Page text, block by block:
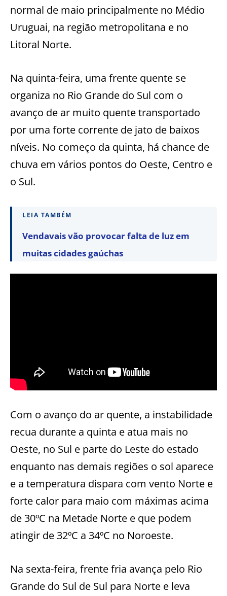
normal de maio principalmente no Médio
Uruguai, na região metropolitana e no
Litoral Norte.
Na quinta-feira, uma frente quente se
organiza no Rio Grande do Sul com o
avanço de ar muito quente transportado
por uma forte corrente de jato de baixos
níveis. No começo da quinta, há chance de
chuva em vários pontos do Oeste, Centro e
o Sul.
LEIA TAMBÉM
Vendavais vão provocar falta de luz em
muitas cidades gaúchas
Com o avanço do ar quente, a instabilidade
recua durante a quinta e atua mais no
Oeste, no Sul e parte do Leste do estado
enquanto nas demais regiões o sol aparece
e a temperatura dispara com vento Norte e
forte calor para maio com máximas acima
de 30ºC na Metade Norte e que podem
atingir de 32ºC a 34ºC no Noroeste.
Na sexta-feira, frente fria avança pelo Rio
Grande do Sul de Sul para Norte e leva